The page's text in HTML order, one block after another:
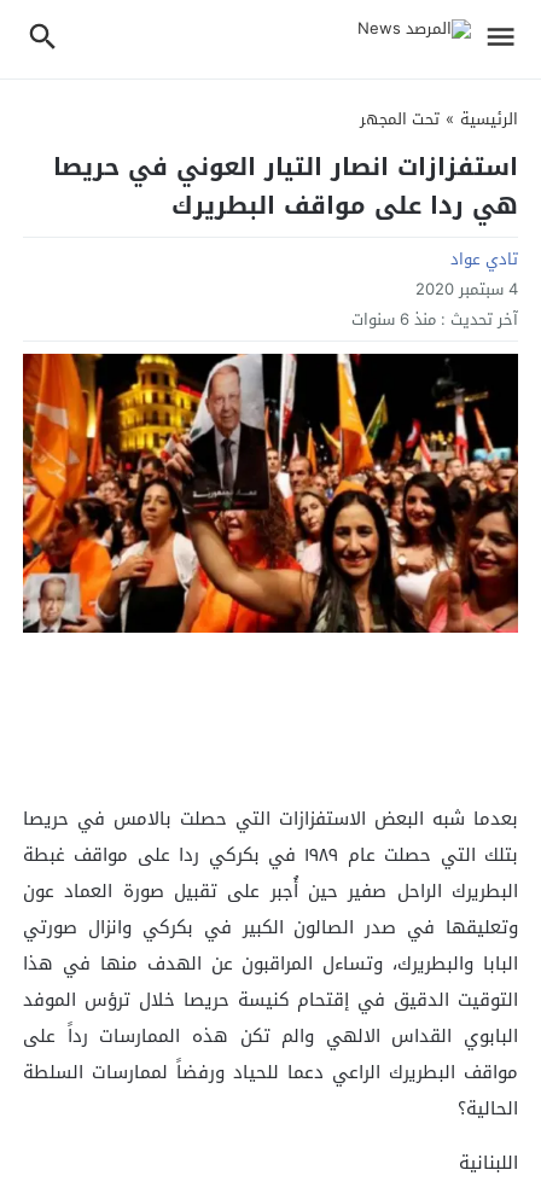
الرئيسية » تحت المجهر
استفزازات انصار التيار العوني في حريصا
هي ردا على مواقف البطريرك
تادي عواد
4 سبتمبر 2020
آخر تحديث : منذ 6 سنوات
بعدما شبه البعض الاستفزازات التي حصلت بالامس في حريصا
بتلك التي حصلت عام ١٩٨٩ في بكركي ردا على مواقف غبطة
البطريرك الراحل صفير حين أُجبر على تقبيل صورة العماد عون
وتعليقها في صدر الصالون الكبير في بكركي وانزال صورتي
البابا والبطريرك، وتساءل المراقبون عن الهدف منها في هذا
التوقيت الدقيق في إقتحام كنيسة حريصا خلال ترؤس الموفد
البابوي القداس الالهي والم تكن هذه الممارسات رداً على
مواقف البطريرك الراعي دعما للحياد ورفضاً لممارسات السلطة
الحالية؟
اللبنانية